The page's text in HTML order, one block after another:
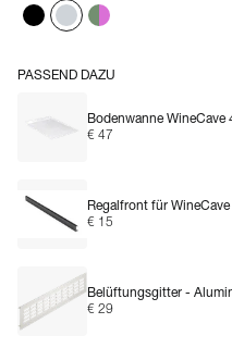
PASSEND DAZU
Bodenwanne WineCave
€ 47
Regalfront für
€ 15
Belüftungsgitter -
€ 29